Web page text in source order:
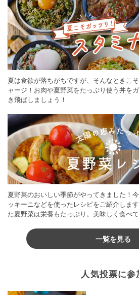
夏は食欲が落ちがちですが、そんなときこ
ャージ！お肉や夏野菜をたっぷり使う丼を
き飛ばしましょう！
夏野菜のおいしい季節がやってきました！
ッキーニなどを使ったレシピをご紹介しま
た夏野菜は栄養もたっぷり。美味しく食べ
一覧を見る
人気投票に参